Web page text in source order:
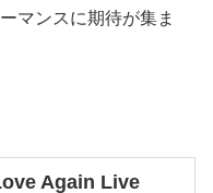
マンスに期待が集ま
Again Live